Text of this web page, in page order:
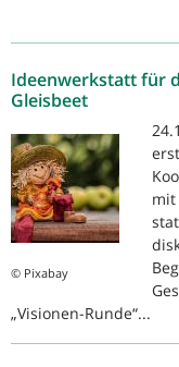
Ideenwerkstatt für
Gleisbeet
© Pixabay
mit
„Visionen-Runde“...